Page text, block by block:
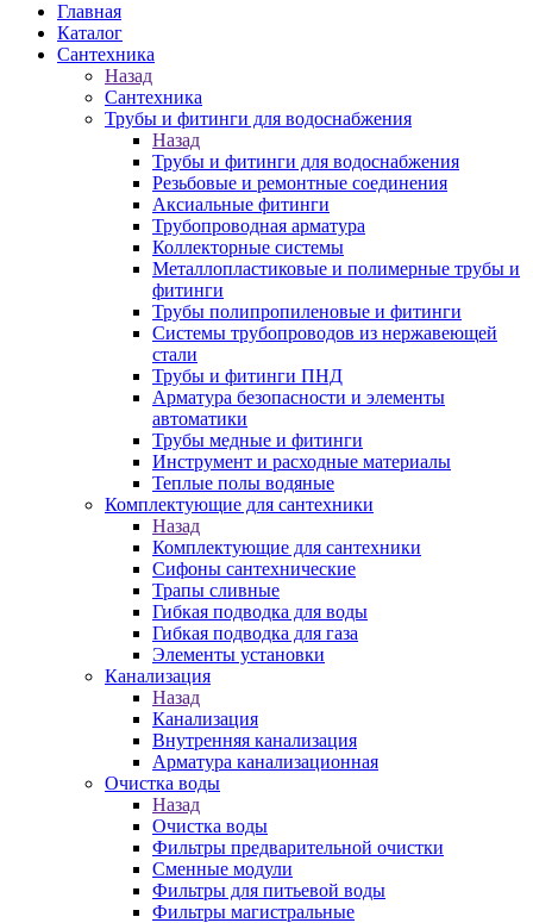
Главная
Каталог
Сантехника
Назад
Сантехника
Трубы и фитинги для водоснабжения
Назад
Трубы и фитинги для водоснабжения
Резьбовые и ремонтные соединения
Аксиальные фитинги
Трубопроводная арматура
Коллекторные системы
Металлопластиковые и полимерные трубы и
фитинги
Трубы полипропиленовые и фитинги
Системы трубопроводов из нержавеющей
стали
Трубы и фитинги ПНД
Арматура безопасности и элементы
автоматики
Трубы медные и фитинги
Инструмент и расходные материалы
Теплые полы водяные
Комплектующие для сантехники
Назад
Комплектующие для сантехники
Сифоны сантехнические
Трапы сливные
Гибкая подводка для воды
Гибкая подводка для газа
Элементы установки
Канализация
Назад
Канализация
Внутренняя канализация
Арматура канализационная
Очистка воды
Назад
Очистка воды
Фильтры предварительной очистки
Сменные модули
Фильтры для питьевой воды
Фильтры магистральные